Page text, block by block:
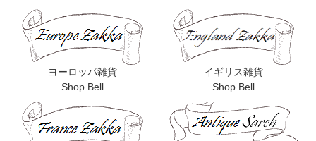
ヨーロッパ雑貨
Shop Bell
イギリス雑貨
Shop Bell